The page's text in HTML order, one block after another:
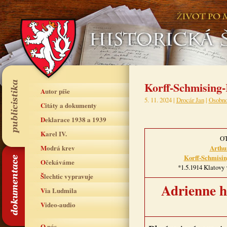
Autor píše
Citáty a dokumenty
Deklarace 1938 a 1939
Karel IV.
Modrá krev
Očekáváme
Šlechtic vypravuje
Via Ludmila
Video-audio
Korff-
5. 11. 2024 | Drocár Jan|
Korff-
*1.5.1914 Klatovy
Adrienne